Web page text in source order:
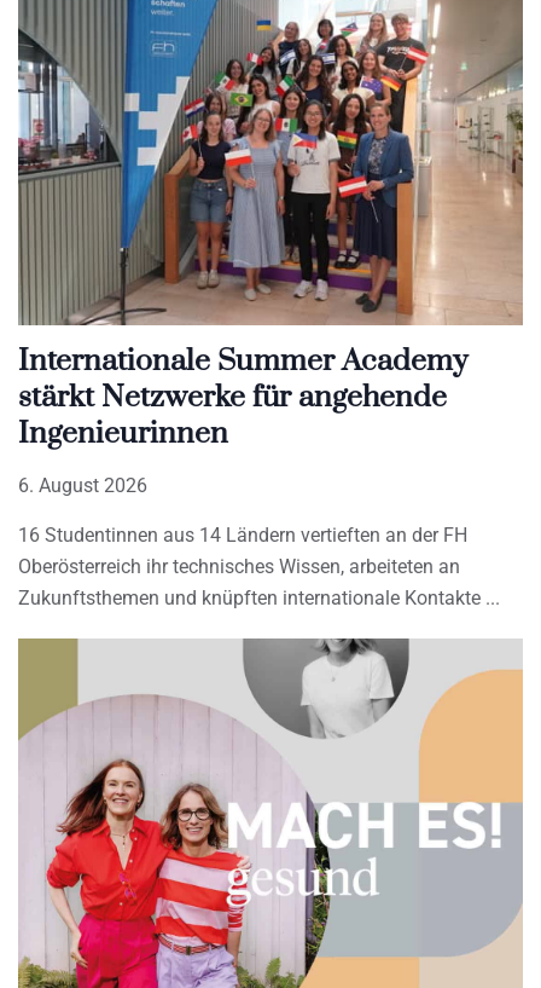
Internationale Summer Academy
stärkt Netzwerke für angehende
Ingenieurinnen
6. August 2026
16 Studentinnen aus 14 Ländern vertieften an der FH
Oberösterreich ihr technisches Wissen, arbeiteten an
Zukunftsthemen und knüpften internationale Kontakte